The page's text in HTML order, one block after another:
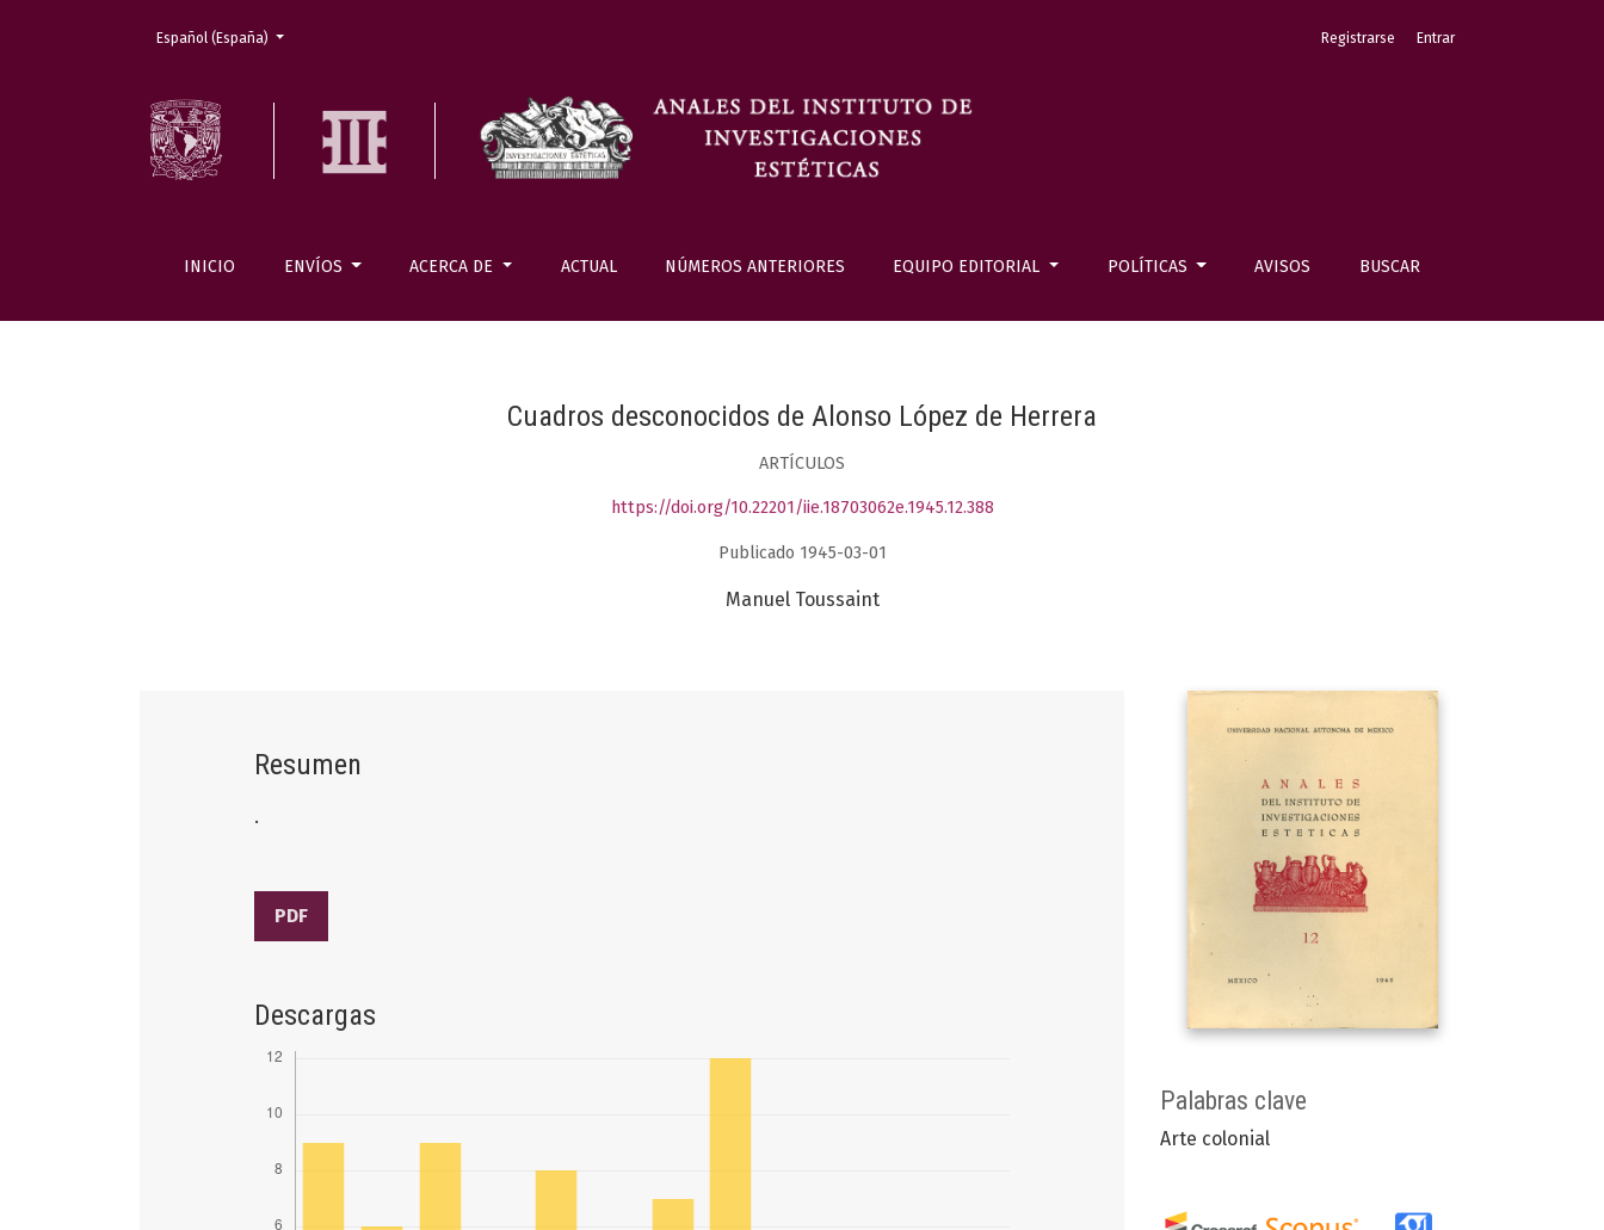
INICIO ENVÍOS ACERCA DE ACTUAL NÚMEROS ANTERIORES EQUIPO EDITORIAL POLÍTICAS AVISOS BUSCAR
Registrarse Entrar
Cambiar el idioma. El actual es:
Español (España)
Cuadros desconocidos de Alonso López de Herrera
ARTÍCULOS
https://doi.org/10.22201/iie.18703062e.1945.12.388
Publicado 1945-03-01
Manuel Toussaint
Palabras clave
Arte colonial
Resumen
.
PDF
Descargas